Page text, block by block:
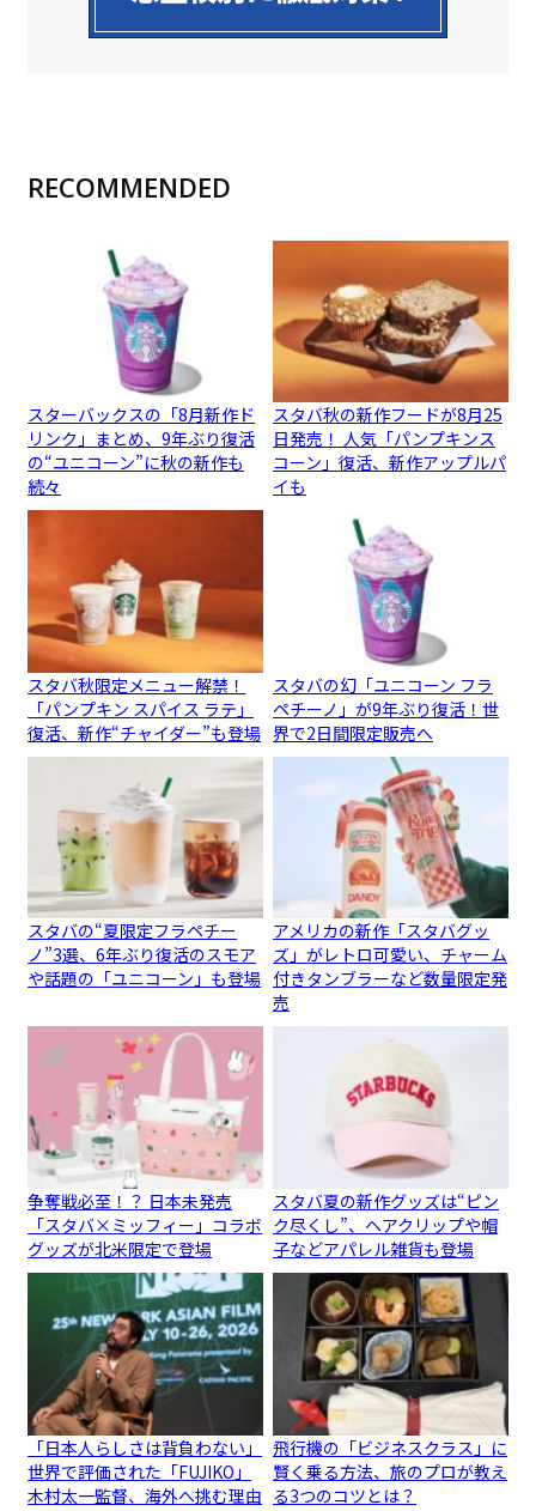
RECOMMENDED
スターバックスの「8月新作ド
リンク」まとめ、9年ぶり復活
の“ユニコーン”に秋の新作も
続々
スタバ秋の新作フードが8月25
日発売！ 人気「パンプキンス
コーン」復活、新作アップルパ
イも
スタバ秋限定メニュー解禁！
「パンプキン スパイス ラテ」
復活、新作“チャイダー”も登場
スタバの幻「ユニコーン フラ
ペチーノ」が9年ぶり復活！世
界で2日間限定販売へ
スタバの“夏限定フラペチー
ノ”3選、6年ぶり復活のスモア
や話題の「ユニコーン」も登場
アメリカの新作「スタバグッ
ズ」がレトロ可愛い、チャーム
付きタンブラーなど数量限定発
売
争奪戦必至！？ 日本未発売
「スタバ×ミッフィー」コラボ
グッズが北米限定で登場
スタバ夏の新作グッズは“ピン
ク尽くし”、ヘアクリップや帽
子などアパレル雑貨も登場
「日本人らしさは背負わない」
世界で評価された「FUJIKO」
木村太一監督、海外へ挑む理由
飛行機の「ビジネスクラス」に
賢く乗る方法、旅のプロが教え
る3つのコツとは？